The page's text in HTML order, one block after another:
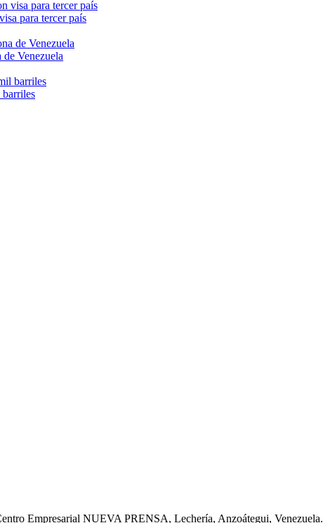
para tercer país
Venezuela
Empresarial NUEVA PRENSA, Lechería, Anzoátegui, Venezuela.